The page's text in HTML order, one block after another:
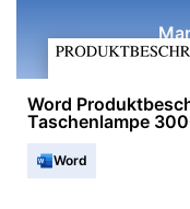
Word
Taschenlampe
Word